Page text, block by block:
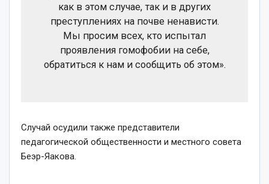
как в этом случае, так и в других
преступлениях на почве ненависти.
Мы просим всех, кто испытал
проявления гомофобии на себе,
обратиться к нам и сообщить об этом».
Случай осудили также представители
педагогической общественности и местного совета
Беэр-Яакова.